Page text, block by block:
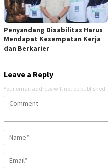
Penyandang Disabilitas Harus
Mendapat Kesempatan Kerja
dan Berkarier
Leave a Reply
Your email address will not be published.